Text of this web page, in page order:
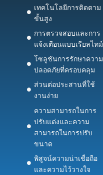
เทคโนโลยีการติดตาม
ขั้นสูง
การตรวจสอบและการ
แจ้งเตือนแบบเรียลไทม์
โซลูชันการรักษาความ
ปลอดภัยที่ครอบคลุม
ส่วนต่อประสานที่ใช้
งานง่าย
ความสามารถในการ
ปรับแต่งและความ
สามารถในการปรับ
ขนาด
พิสูจน์ความน่าเชื่อถือ
และความไว้วางใจ